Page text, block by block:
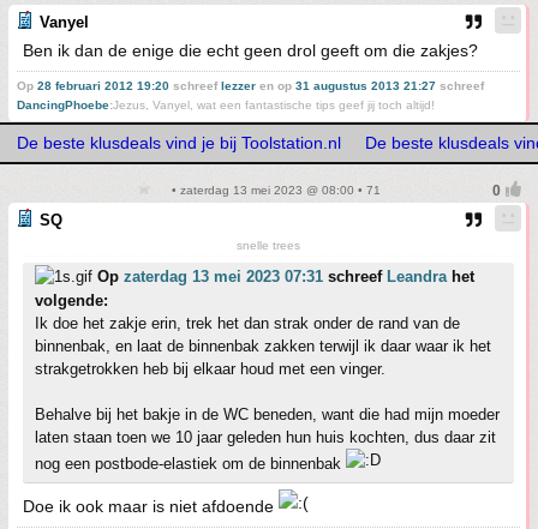
Vanyel
Ben ik dan de enige die echt geen drol geeft om die zakjes?
Op 28 februari 2012 19:20 schreeflezzer en op 31 augustus 2013 21:27 schreef
DancingPhoebe:Jezus, Vanyel, wat een fantastische tips geef jij toch altijd!
De beste klusdeals vind je bij Toolstation.nl De beste klusdeals
• zaterdag 13 mei 2023 @ 08:00 • 71
SQ
snelle trees
Op zaterdag 13 mei 2023 07:31 schreef Leandra het
volgende:
Ik doe het zakje erin, trek het dan strak onder de rand van de
binnenbak, en laat de binnenbak zakken terwijl ik daar waar ik het
strakgetrokken heb bij elkaar houd met een vinger.
Behalve bij het bakje in de WC beneden, want die had mijn moeder
laten staan toen we 10 jaar geleden hun huis kochten, dus daar zit
nog een postbode-elastiek om de binnenbak
Doe ik ook maar is niet afdoende